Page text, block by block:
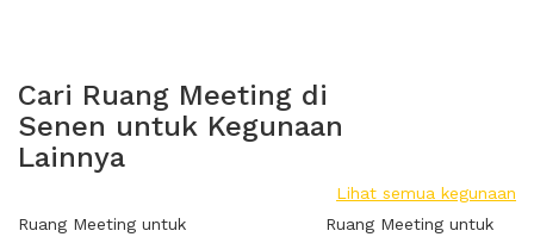
Cari Ruang Meeting di
Senen untuk Kegunaan
Lainnya
Lihat semua kegunaan
Ruang Meeting untuk
Ruang Meeting untuk